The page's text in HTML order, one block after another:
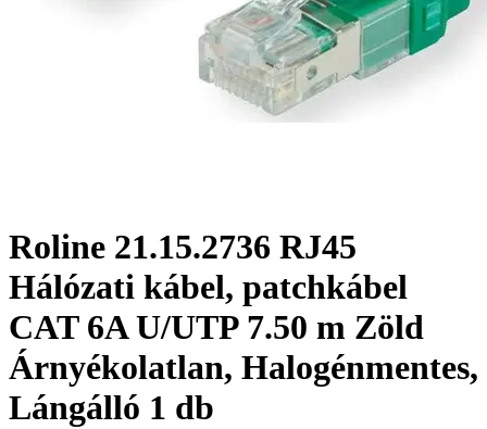
Roline 21.15.2736 RJ45
Hálózati kábel, patchkábel
CAT 6A U/UTP 7.50 m Zöld
Árnyékolatlan, Halogénmentes,
Lángálló 1 db